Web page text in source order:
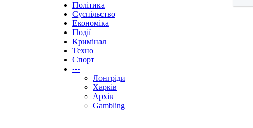
Політика
Суспільство
Економіка
Події
Кримінал
Техно
Спорт
•••
Лонгріди
Харків
Архів
Gambling